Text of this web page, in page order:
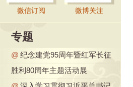
微信订阅 微博关注
专题
@ 纪念建党95周年暨红军长征
胜利80周年主题活动展